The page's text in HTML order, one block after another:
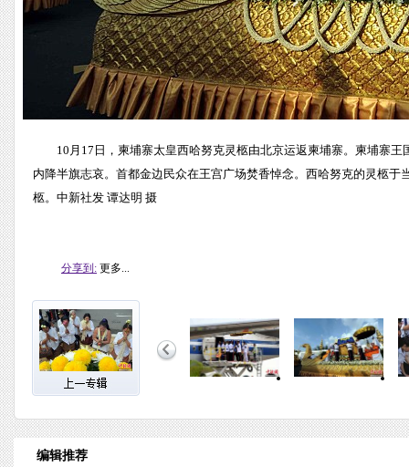
10月17日，柬埔寨太皇西哈努克灵柩由北京运返柬埔寨。柬埔寨
内降半旗志哀。首都金边民众在王宫广场焚香悼念。西哈努克的灵柩
柩。中新社发 谭达明 摄
分享到: 更多...
编辑推荐